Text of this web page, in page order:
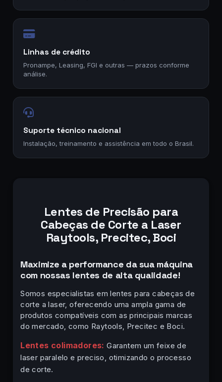
Linhas de crédito
Pronampe, Leasing, FGI e outras — prazos conforme
análise.
Suporte técnico nacional
Instalação, treinamento e assistência em todo o Brasil.
Lentes de Precisão para
Cabeças de Corte a Laser
Raytools, Precitec, Boci
Maximize a performance da sua máquina
com nossas lentes de alta qualidade!
Somos especialistas em lentes para cabeças de
corte a laser, oferecendo uma ampla gama de
produtos compatíveis com as principais marcas
do mercado, como Raytools, Precitec e Boci.
Lentes colimadores: Garantem um feixe de
laser paralelo e preciso, otimizando o processo
de corte.